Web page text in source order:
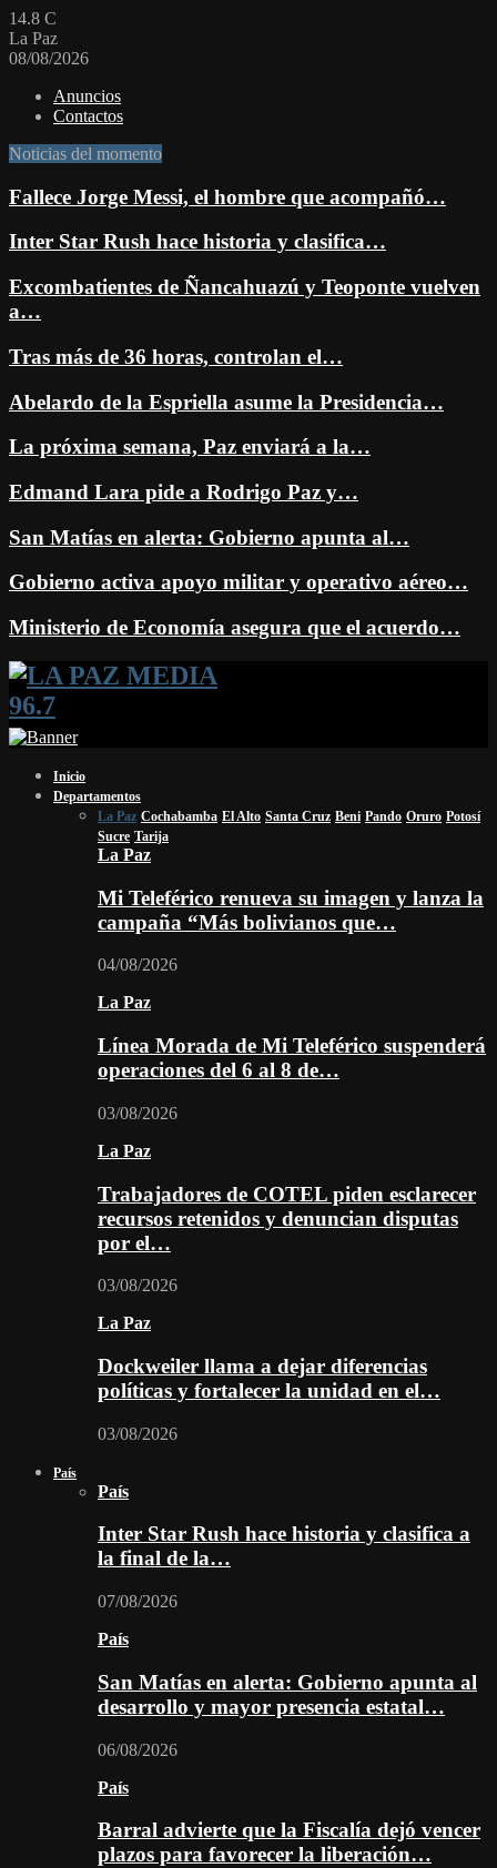
14.8 C
La Paz
08/08/2026
Anuncios
Contactos
Noticias del momento
Fallece Jorge Messi, el hombre que acompañó…
Inter Star Rush hace historia y clasifica…
Excombatientes de Ñancahuazú y Teoponte vuelven
a…
Tras más de 36 horas, controlan el…
Abelardo de la Espriella asume la Presidencia…
La próxima semana, Paz enviará a la…
Edmand Lara pide a Rodrigo Paz y…
San Matías en alerta: Gobierno apunta al…
Gobierno activa apoyo militar y operativo aéreo…
Ministerio de Economía asegura que el acuerdo…
Facebook
Twitter
Instagram
Youtube
Email
Twitch
Whatsapp
Inicio
Departamentos
La Paz Cochabamba El Alto Santa Cruz Beni Pando Oruro Potosí
Sucre Tarija
La Paz
Mi Teleférico renueva su imagen y lanza la
campaña “Más bolivianos que…
04/08/2026
La Paz
Línea Morada de Mi Teleférico suspenderá
operaciones del 6 al 8 de…
03/08/2026
La Paz
Trabajadores de COTEL piden esclarecer
recursos retenidos y denuncian disputas
por el…
03/08/2026
La Paz
Dockweiler llama a dejar diferencias
políticas y fortalecer la unidad en el…
03/08/2026
País
País
Inter Star Rush hace historia y clasifica a
la final de la…
07/08/2026
País
San Matías en alerta: Gobierno apunta al
desarrollo y mayor presencia estatal…
06/08/2026
País
Barral advierte que la Fiscalía dejó vencer
plazos para favorecer la liberación…